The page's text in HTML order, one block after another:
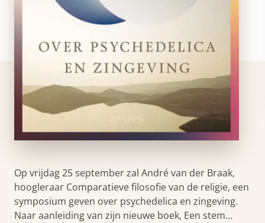
Op vrijdag 25 september zal André van der Braak,
hoogleraar Comparatieve filosofie van de religie, een
symposium geven over psychedelica en zingeving.
Naar aanleiding van zijn nieuwe boek, Een stem…